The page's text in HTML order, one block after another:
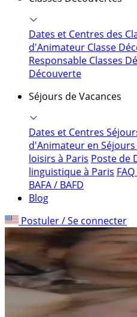
Dates et Centres des
d'Animateur Classe
Responsable Classes
Découverte
Séjours de Vacances
Dates et Centres
d'Animateur en Séjours
loisirs à Paris Poste de
linguistique à Paris
BAFA / BAFD
Blog
Postuler / Se connecter